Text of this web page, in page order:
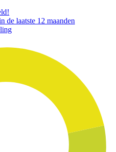
de laatste 12 maanden